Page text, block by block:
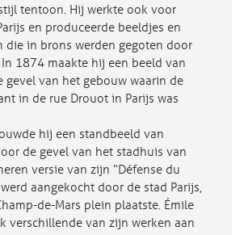
tentoon. Hij werkte ook voor
en produceerde beeldjes en
die in brons werden gegoten door
1874 maakte hij een beeld van
gevel van het gebouw waarin de
in de rue Drouot in Parijs was
hij een standbeeld van
de gevel van het stadhuis van
versie van zijn “Défense du
aangekocht door de stad Parijs,
de-Mars plein plaatste. Émile
verschillende van zijn werken aan